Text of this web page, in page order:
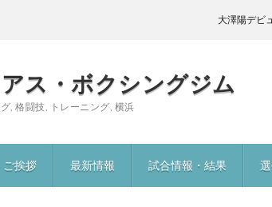
ス・ボクシングジム
, 格闘技, トレーニング, 横浜
ご挨拶 最新情報 試合情報・結果
大澤陽デビュー